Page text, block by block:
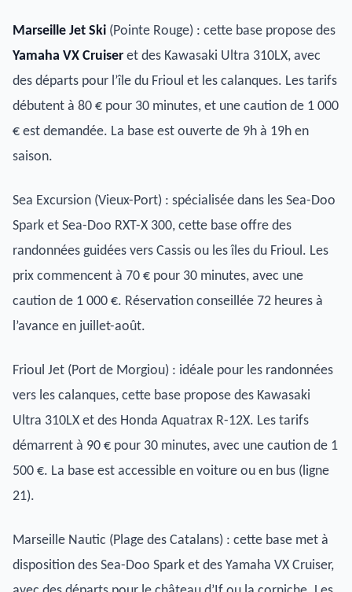
Marseille Jet Ski (Pointe Rouge) : cette base propose des
Yamaha VX Cruiser et des Kawasaki Ultra 310LX, avec
des départs pour l’île du Frioul et les calanques. Les tarifs
débutent à 80 € pour 30 minutes, et une caution de 1 000
€ est demandée. La base est ouverte de 9h à 19h en
saison.
Sea Excursion (Vieux-Port) : spécialisée dans les Sea-Doo
Spark et Sea-Doo RXT-X 300, cette base offre des
randonnées guidées vers Cassis ou les îles du Frioul. Les
prix commencent à 70 € pour 30 minutes, avec une
caution de 1 000 €. Réservation conseillée 72 heures à
l’avance en juillet-août.
Frioul Jet (Port de Morgiou) : idéale pour les randonnées
vers les calanques, cette base propose des Kawasaki
Ultra 310LX et des Honda Aquatrax R-12X. Les tarifs
démarrent à 90 € pour 30 minutes, avec une caution de 1
500 €. La base est accessible en voiture ou en bus (ligne
21).
Marseille Nautic (Plage des Catalans) : cette base met à
disposition des Sea-Doo Spark et des Yamaha VX Cruiser,